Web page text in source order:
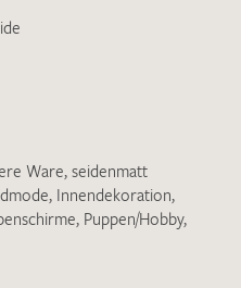
meine angegebenen Daten
Ware, seidenmatt
, Innendekoration,
, Puppen/Hobby,